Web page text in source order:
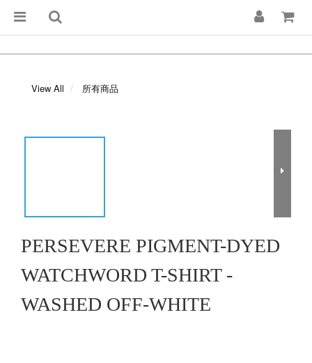
View All 所有商品
PERSEVERE PIGMENT-DYED
WATCHWORD T-SHIRT -
WASHED OFF-WHITE